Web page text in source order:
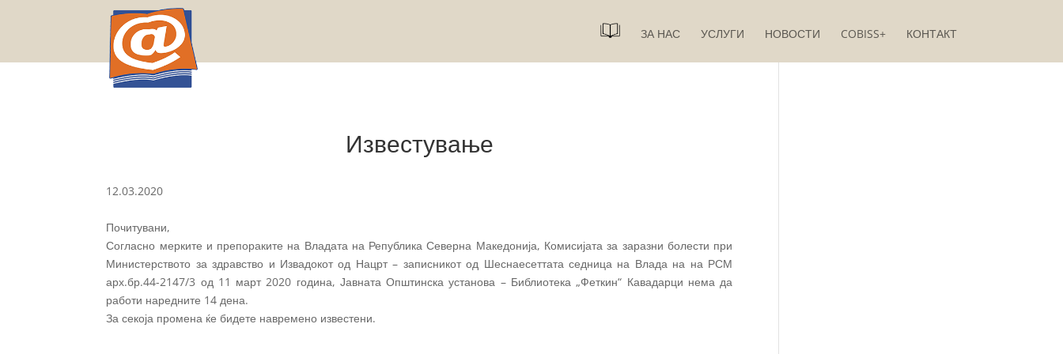
ЗА НАС УСЛУГИ НОВОСТИ COBISS+ КОНТАКТ
Известување
12.03.2020
Почитувани,
Согласно мерките и препораките на Владата на Република Северна Македонија, Комисијата за заразни болести при
Министерството за здравство и Извадокот од Нацрт – записникот од Шеснаесеттата седница на Влада на на РСМ
арх.бр.44-2147/3 од 11 март 2020 година, Јавната Општинска установа – Библиотека „Феткин“ Кавадарци нема да
работи наредните 14 дена.
За секоја промена ќе бидете навремено известени.